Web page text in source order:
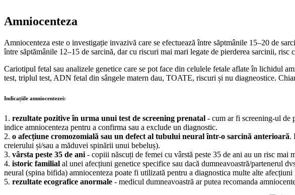
Amniocenteza
Amniocenteza este o investigație invazivă care se efectuează între săptmânile 15–20 de
între săptămânile 12–15 de sarcină, dar cu riscuri mai mari legate de pierderea sarcinii,
Cariotipul fetal sau analizele genetice care se pot face din celulele fetale aflate în lichidul
test, triplul test, ADN fetal din sângele matern dau, TOATE, riscuri și nu diagneostice.
Indicațiile amniocentezei:
1. rezultate pozitive în urma unui test de screening prenatal - cum ar fi screening-ul de
indice amniocenteza pentru a confirma sau a exclude un diagnostic.
2. o afecțiune cromozomială sau un defect al tubului neural într-o sarcină anterioară.
creierului și/sau a măduvei spinării unui bebeluș).
3. vârsta peste 35 de ani - copiii născuți de femei cu vârstă peste 35 de ani au un risc
4. istoric familial al unei afecțiuni genetice specifice sau dacă dumneavoastră/partenerul
neural (spina bifida) amniocenteza poate fi utilizată pentru a diagnostica multe alte
5. rezultate ecografice anormale - medicul dumneavoastră ar putea recomanda